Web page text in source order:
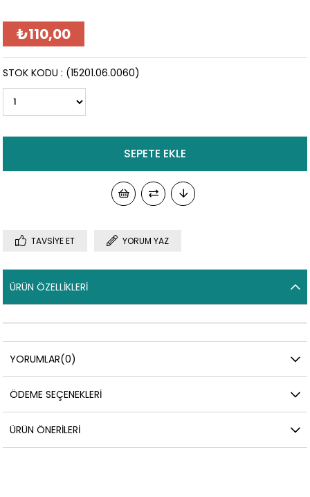
₺110,00
(15201.06.0060)
STOK KODU
TAVSIYE ET YORUM YAZ
ÜRÜN ÖZELLIKLERI
YORUMLAR(0)
ÖDEME SEÇENEKLERI
ÜRÜN ÖNERILERI